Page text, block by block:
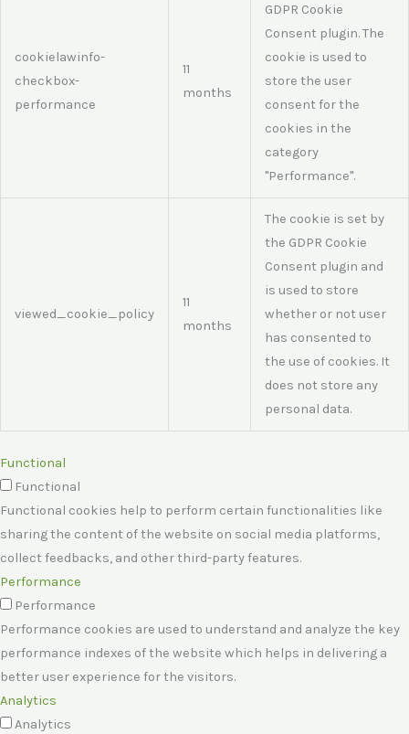
cookielawinfo-
checkbox-
performance
11
months
GDPR Cookie
Consent plugin. The
cookie is used to
store the user
consent for the
cookies in the
category
"Performance".
viewed_cookie_policy
11
months
The cookie is set by
the GDPR Cookie
Consent plugin and
is used to store
whether or not user
has consented to
the use of cookies. It
does not store any
personal data.
Functional
Functional
Functional cookies help to perform certain functionalities like
sharing the content of the website on social media platforms,
collect feedbacks, and other third-party features.
Performance
Performance
Performance cookies are used to understand and analyze the key
performance indexes of the website which helps in delivering a
better user experience for the visitors.
Analytics
Analytics